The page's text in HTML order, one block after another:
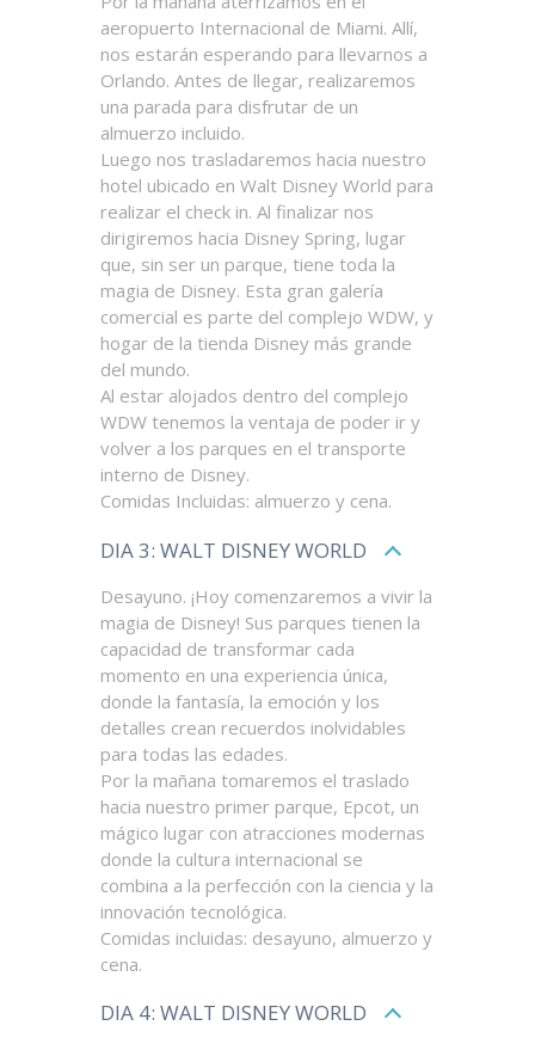
aeropuerto Internacional de Miami. Allí,
nos estarán esperando para llevarnos a
Orlando. Antes de llegar, realizaremos
una parada para disfrutar de un
almuerzo incluido.
Luego nos trasladaremos hacia nuestro
hotel ubicado en Walt Disney World para
realizar el check in. Al finalizar nos
dirigiremos hacia Disney Spring, lugar
que, sin ser un parque, tiene toda la
magia de Disney. Esta gran galería
comercial es parte del complejo WDW, y
hogar de la tienda Disney más grande
del mundo.
Al estar alojados dentro del complejo
WDW tenemos la ventaja de poder ir y
volver a los parques en el transporte
interno de Disney.
Comidas Incluidas: almuerzo y cena.
DIA 3: WALT DISNEY WORLD
Desayuno. ¡Hoy comenzaremos a vivir la
magia de Disney! Sus parques tienen la
capacidad de transformar cada
momento en una experiencia única,
donde la fantasía, la emoción y los
detalles crean recuerdos inolvidables
para todas las edades.
Por la mañana tomaremos el traslado
hacia nuestro primer parque, Epcot, un
mágico lugar con atracciones modernas
donde la cultura internacional se
combina a la perfección con la ciencia y la
innovación tecnológica.
Comidas incluidas: desayuno, almuerzo y
cena.
DIA 4: WALT DISNEY WORLD